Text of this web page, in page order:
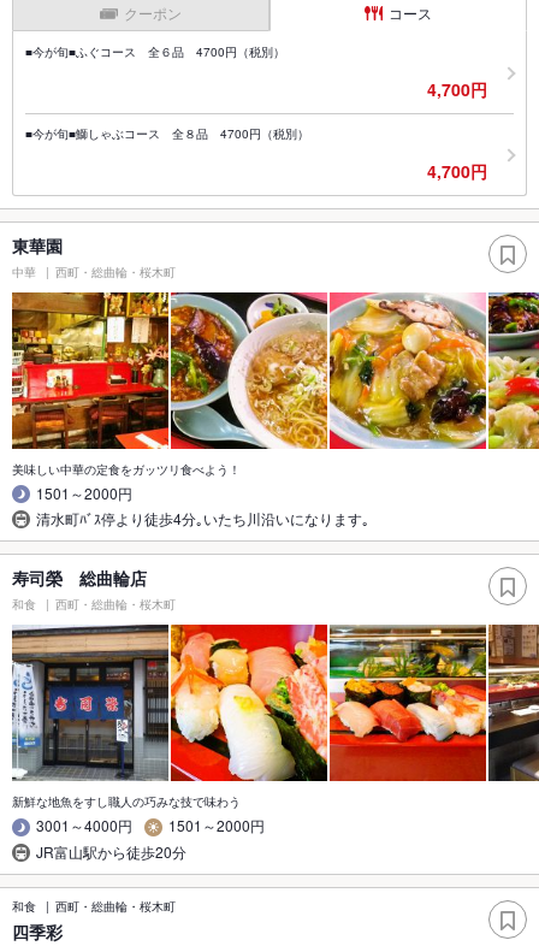
クーポン コース
■今が旬■ふぐコース 全６品 4700円（税別）
4,700円
■今が旬■鰤しゃぶコース 全８品 4700円（税別）
4,700円
東華園
中華 西町・総曲輪・桜木町
美味しい中華の定食をガッツリ食べよう！
1501～2000円
清水町ﾊﾞｽ停より徒歩4分｡いたち川沿いになります｡
寿司榮 総曲輪店
和食 西町・総曲輪・桜木町
新鮮な地魚をすし職人の巧みな技で味わう
3001～4000円
1501～2000円
JR富山駅から徒歩20分
和食 西町・総曲輪・桜木町
四季彩